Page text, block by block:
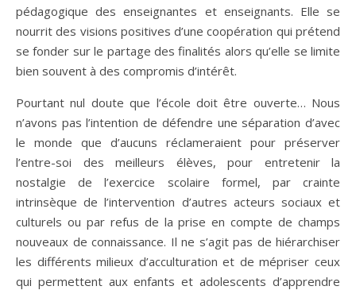
pédagogique des enseignantes et enseignants. Elle se
nourrit des visions positives d’une coopération qui prétend
se fonder sur le partage des finalités alors qu’elle se limite
bien souvent à des compromis d’intérêt.
Pourtant nul doute que l’école doit être ouverte… Nous
n’avons pas l’intention de défendre une séparation d’avec
le monde que d’aucuns réclameraient pour préserver
l’entre-soi des meilleurs élèves, pour entretenir la
nostalgie de l’exercice scolaire formel, par crainte
intrinsèque de l’intervention d’autres acteurs sociaux et
culturels ou par refus de la prise en compte de champs
nouveaux de connaissance. Il ne s’agit pas de hiérarchiser
les différents milieux d’acculturation et de mépriser ceux
qui permettent aux enfants et adolescents d’apprendre